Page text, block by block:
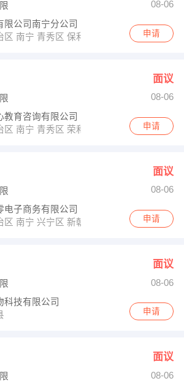
08-06
限公司南宁分公司
区 南宁 青秀区 保利21世家休闲居1栋201号
申请
面议
08-06
教育咨询有限公司
区 南宁 青秀区 荣和中央公园1号楼3301
申请
面议
08-06
电子商务有限公司
区 南宁 兴宁区 新朝阳商务大厦17楼1705
申请
面议
08-06
科技有限公司
申请
面议
08-06